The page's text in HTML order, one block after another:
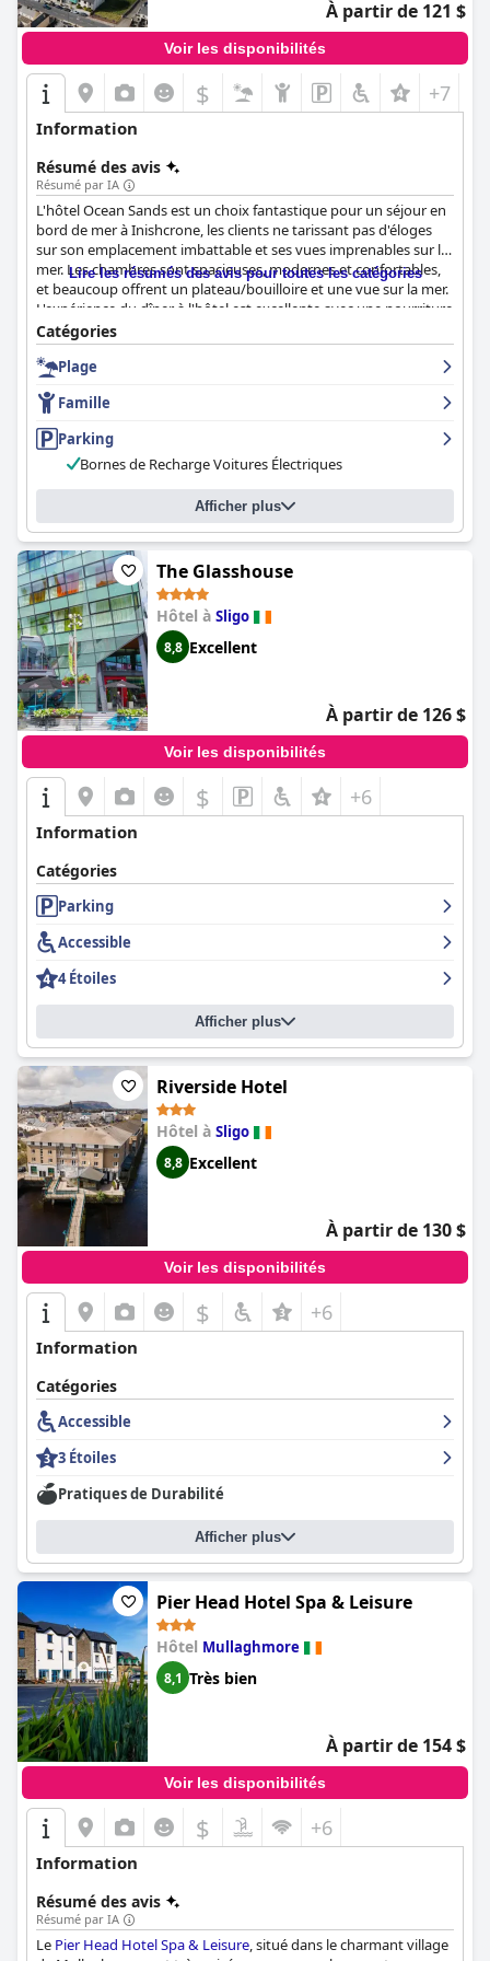
À partir de 121 $
Voir les disponibilités
$ +7
Information
Résumé des avis
Résumé par IA
L'hôtel Ocean Sands est un choix fantastique pour un séjour en
bord de mer à Inishcrone, les clients ne tarissant pas d'éloges
sur son emplacement imbattable et ses vues imprenables sur la
mer. Les chambres sont spacieuses, modernes et confortables,
et beaucoup offrent un plateau/bouilloire et une vue sur la mer.
L'expérience du dîner à l'hôtel est excellente avec une nourriture
délicieuse et un personnel accommodant, tandis que
l'expérience du petit-déjeuner est mitigée, certains clients la
trouvant insuffisante. L'hôtel est d'une propreté impeccable et
bien entretenu, avec un personnel amical et serviable qui se
surpasse pour que les clients se sentent les bienvenus. L'hôtel
offre d'excellentes options de stationnement, y compris un
garage privé, et accepte les enfants et les chiens, ce qui le rend
parfait pour les familles. Les lits sont très appréciés pour leur
confort, assurant une bonne nuit de sommeil. Dans l'ensemble,
l'hôtel Ocean Sands est un endroit parfait pour des vacances à la
plage et mérite une nouvelle visite.
Lire les résumés des avis pour toutes les catégories
Catégories
Plage
Famille
Parking
Bornes de Recharge Voitures Électriques
Afficher plus
The Glasshouse
Hôtel à Sligo
8,8 Excellent
À partir de 126 $
Voir les disponibilités
$ +6
Information
Catégories
Parking
Accessible
4 Étoiles
Afficher plus
Riverside Hotel
Hôtel à Sligo
8,8 Excellent
À partir de 130 $
Voir les disponibilités
$ +6
Information
Catégories
Accessible
3 Étoiles
Pratiques de Durabilité
Afficher plus
Pier Head Hotel Spa & Leisure
Hôtel Mullaghmore
8,1 Très bien
À partir de 154 $
Voir les disponibilités
$ +6
Information
Résumé des avis
Résumé par IA
Le Pier Head Hotel Spa & Leisure, situé dans le charmant village